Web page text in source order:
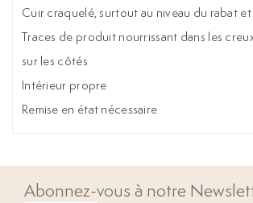
Cuir craquelé, surtout au niveau du rabat
Traces de produit nourrissant dans les
sur les côtés
Intérieur propre
Remise en état nécessaire
Abonnez-vous à notre